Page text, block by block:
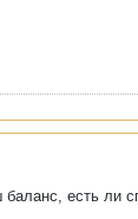
есть ли